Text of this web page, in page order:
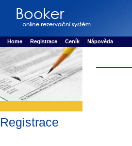
Rezervujse - Port�l pro online rezervace sportu
Home Registrace Ceník Nápověda
Registrace